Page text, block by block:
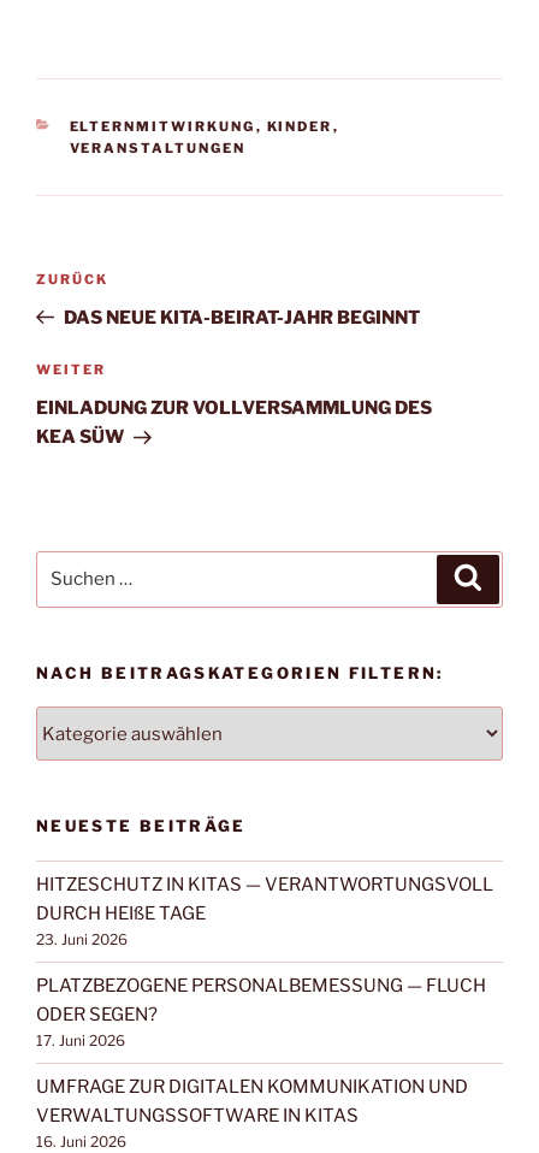
KATEGORIEN
ELTERNMITWIRKUNG , KINDER ,
VERANSTALTUNGEN
Beitragsnavigation
Vorheriger
Beitrag
ZURÜCK
DAS NEUE KITA-BEIRAT-JAHR BEGINNT
Nächster
Beitrag
WEITER
EINLADUNG ZUR VOLLVERSAMMLUNG DES
KEA SÜW
nach:
NACH BEITRAGSKATEGORIEN FILTERN:
BEITRAGSKATEGORIEN
NEUESTE BEITRÄGE
HITZESCHUTZ IN KITAS — VERANTWORTUNGSVOLL
DURCH HEIßE TAGE
23. Juni 2026
PLATZBEZOGENE PERSONALBEMESSUNG — FLUCH
ODER SEGEN?
17. Juni 2026
UMFRAGE ZUR DIGITALEN KOMMUNIKATION UND
VERWALTUNGSSOFTWARE IN KITAS
16. Juni 2026